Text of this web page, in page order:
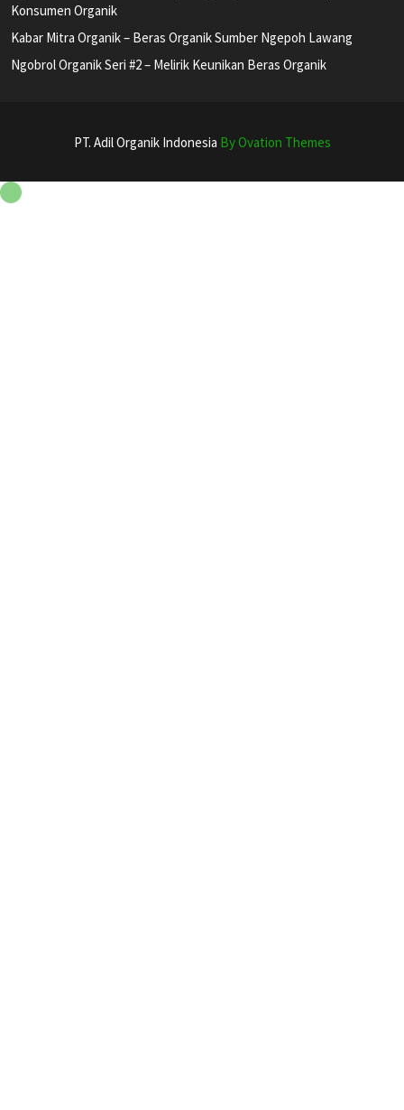
Konsumen Organik
Kabar Mitra Organik – Beras Organik Sumber Ngepoh Lawang
Ngobrol Organik Seri #2 – Melirik Keunikan Beras Organik
PT. Adil Organik Indonesia By Ovation Themes